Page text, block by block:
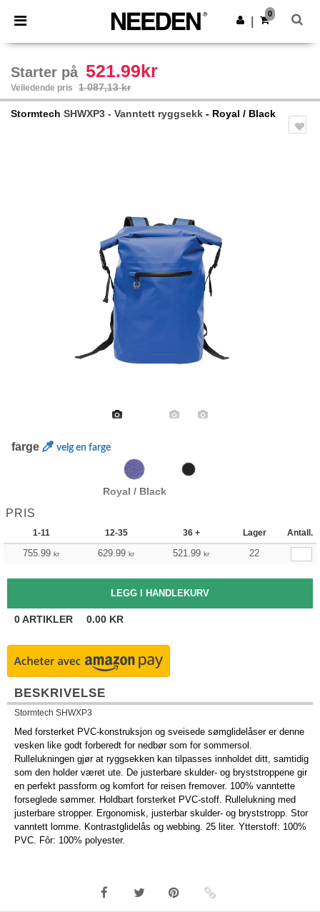
× Needen-app
Bedre priser i appen!
Last ned app
0
Starter på 521.99kr
Veiledende pris 1 087,13 kr
Stormtech SHWXP3 - Vanntett ryggsekk - Royal / Black
farge velg en farge
Royal / Black
PRIS
1-11 12-35 36 + Lager Antall.
755.99 kr 629.99 kr 521.99 kr 22
0ARTIKLER 0.00 KR
BESKRIVELSE
Stormtech SHWXP3
Med forsterket PVC-konstruksjon og sveisede sømglidelåser er denne
vesken like godt forberedt for nedbør som for sommersol.
Rullelukningen gjør at ryggsekken kan tilpasses innholdet ditt, samtidig
som den holder været ute. De justerbare skulder- og bryststroppene gir
en perfekt passform og komfort for reisen fremover. 100% vanntette
forseglede sømmer. Holdbart forsterket PVC-stoff. Rullelukning med
justerbare stropper. Ergonomisk, justerbar skulder- og bryststropp. Stor
vanntett lomme. Kontrastglidelås og webbing. 25 liter. Ytterstoff: 100%
PVC. Fôr: 100% polyester.